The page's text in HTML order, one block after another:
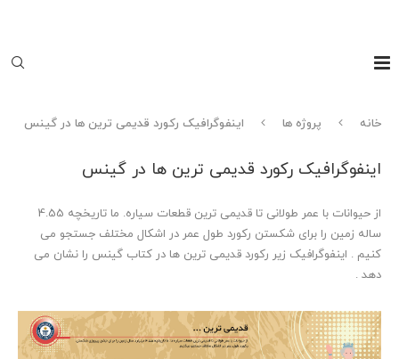
خانه پروژه ها اینفوگرافیک رکورد قدیمی ترین ها در گینس
اینفوگرافیک رکورد قدیمی ترین ها در گینس
از حیوانات با عمر طولانی تا قدیمی ترین قطعات سیاره. ما تاریخچه 4.55
ساله زمین را برای شکستن رکورد طول عمر در اشکال مختلف جستجو می
کنیم . اینفوگرافیک زیر رکورد قدیمی ترین ها در کتاب گینس را نشان می
دهد .